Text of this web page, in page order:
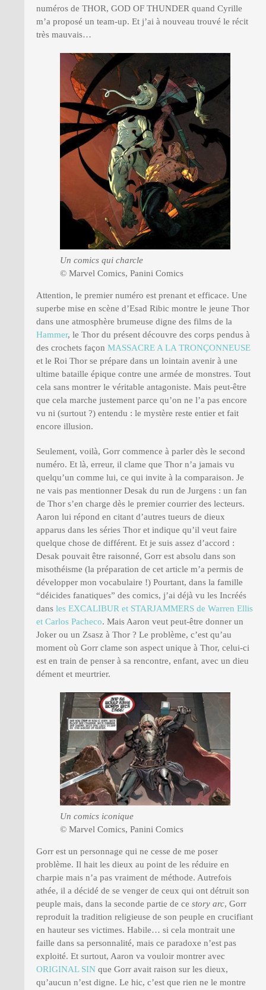
numéros de THOR, GOD OF THUNDER quand Cyrille
m’a proposé un team-up. Et j’ai à nouveau trouvé le récit
très mauvais…
Un comics qui charcle
© Marvel Comics, Panini Comics
Attention, le premier numéro est prenant et efficace. Une
superbe mise en scène d’Esad Ribic montre le jeune Thor
dans une atmosphère brumeuse digne des films de la
Hammer, le Thor du présent découvre des corps pendus à
des crochets façon MASSACRE A LA TRONÇONNEUSE
et le Roi Thor se prépare dans un lointain avenir à une
ultime bataille épique contre une armée de monstres. Tout
cela sans montrer le véritable antagoniste. Mais peut-être
que cela marche justement parce qu’on ne l’a pas encore
vu ni (surtout ?) entendu : le mystère reste entier et fait
encore illusion.
Seulement, voilà, Gorr commence à parler dès le second
numéro. Et là, erreur, il clame que Thor n’a jamais vu
quelqu’un comme lui, ce qui invite à la comparaison. Je
ne vais pas mentionner Desak du run de Jurgens : un fan
de Thor s’en charge dès le premier courrier des lecteurs.
Aaron lui répond en citant d’autres tueurs de dieux
apparus dans les séries Thor et indique qu’il veut faire
quelque chose de différent. Et je suis assez d’accord :
Desak pouvait être raisonné, Gorr est absolu dans son
misothéisme (la préparation de cet article m’a permis de
développer mon vocabulaire !) Pourtant, dans la famille
“déicides fanatiques” des comics, j’ai déjà vu les Incréés
dans les EXCALIBUR et STARJAMMERS de Warren Ellis
et Carlos Pacheco. Mais Aaron veut peut-être donner un
Joker ou un Zsasz à Thor ? Le problème, c’est qu’au
moment où Gorr clame son aspect unique à Thor, celui-ci
est en train de penser à sa rencontre, enfant, avec un dieu
dément et meurtrier.
Un comics iconique
© Marvel Comics, Panini Comics
Gorr est un personnage qui ne cesse de me poser
problème. Il hait les dieux au point de les réduire en
charpie mais n’a pas vraiment de méthode. Autrefois
athée, il a décidé de se venger de ceux qui ont détruit son
peuple mais, dans la seconde partie de ce story arc, Gorr
reproduit la tradition religieuse de son peuple en crucifiant
en hauteur ses victimes. Habile… si cela montrait une
faille dans sa personnalité, mais ce paradoxe n’est pas
exploité. Et surtout, Aaron va vouloir montrer avec
ORIGINAL SIN que Gorr avait raison sur les dieux,
qu’aucun n’est digne. Le hic, c’est que rien ne le montre